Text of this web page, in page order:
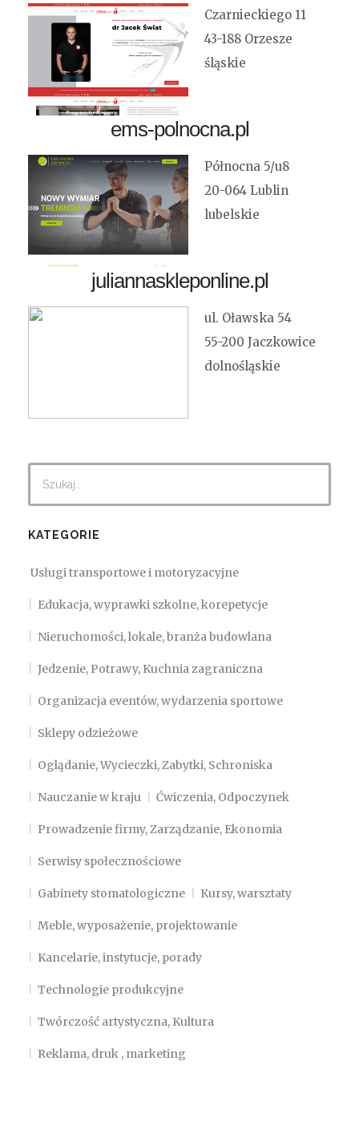
Czarnieckiego 11
43-188 Orzesze
śląskie
ems-polnocna.pl
Północna 5/u8
20-064 Lublin
lubelskie
juliannaskleponline.pl
ul. Oławska 54
55-200 Jaczkowice
dolnośląskie
KATEGORIE
Usługi transportowe i motoryzacyjne
Edukacja, wyprawki szkolne, korepetycje
Nieruchomości, lokale, branża budowlana
Jedzenie, Potrawy, Kuchnia zagraniczna
Organizacja eventów, wydarzenia sportowe
Sklepy odzieżowe
Oglądanie, Wycieczki, Zabytki, Schroniska
Nauczanie w kraju Ćwiczenia, Odpoczynek
Prowadzenie firmy, Zarządzanie, Ekonomia
Serwisy społecznościowe
Gabinety stomatologiczne Kursy, warsztaty
Meble, wyposażenie, projektowanie
Kancelarie, instytucje, porady
Technologie produkcyjne
Twórczość artystyczna, Kultura
Reklama, druk , marketing